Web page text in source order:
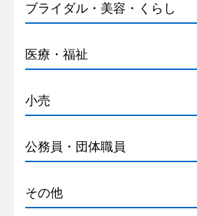
ブライダル・美容・くらし
医療・福祉
小売
公務員・団体職員
その他